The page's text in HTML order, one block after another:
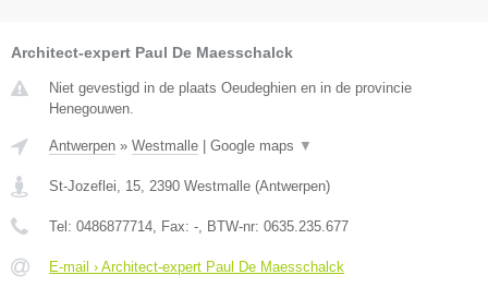
Architect-expert Paul De Maesschalck
Niet gevestigd in de plaats Oeudeghien en in de provincie
Henegouwen.
Antwerpen » Westmalle Google maps ▼
St-Jozeflei, 15, 2390 Westmalle (Antwerpen)
Tel: 0486877714, Fax: -, BTW-nr: 0635.235.677
E-mail › Architect-expert Paul De Maesschalck